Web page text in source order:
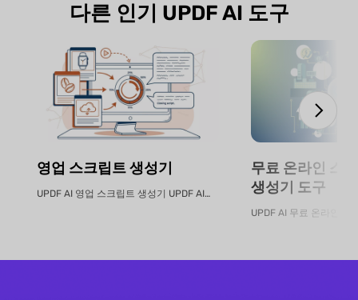
다른 인기 UPDF AI 도구
영업 스크립트 생성기
UPDF AI 영업 스크립트 생성기 UPDF AI는 제품 PDF 또는 설명...
무료 온라인 스
생성기 도구